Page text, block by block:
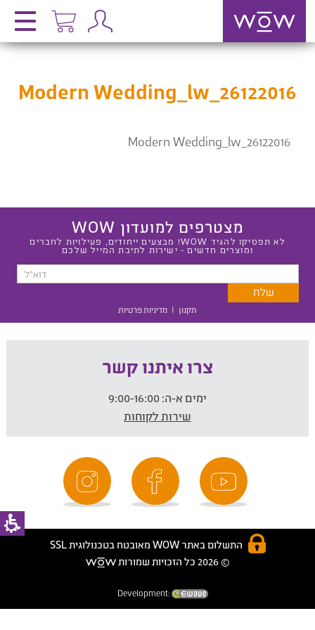
Modern Wedding_lw_26122016
Modern Wedding_lw_26122016
מצטרפים למועדון WOW
לא תפסיקו להגיד WOW! מבצעים ייחודים, פעילויות לחברים
ומוצרים חדשים - ישירות לתיבת המייל שלכם
תקנון | מדיניות פרטיות
צרו איתנו קשר
ימים א-ה:
שירות לקוחות
התשלום באתר WOW מאובטח בטכנולוגית SSL
© 2026 כל הזכויות שמורות
Development: